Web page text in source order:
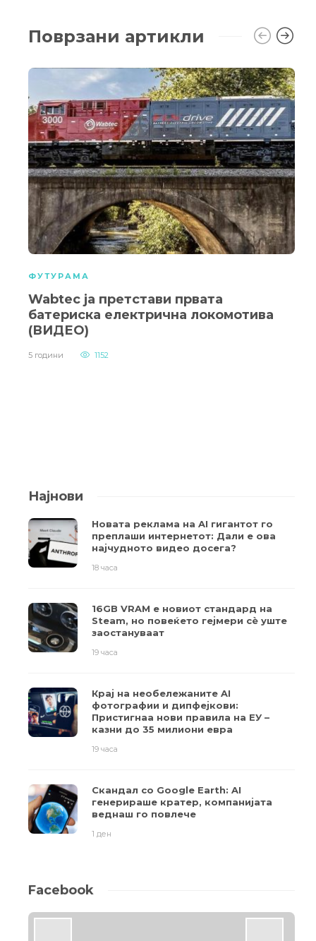
Поврзани артикли
ФУТУРАМА
Wabtec ја претстави првата
батериска електрична локомотива
(ВИДЕО)
5 години 1152
Најнови
Новата реклама на AI гигантот го
преплаши интернетот: Дали е ова
најчудното видео досега?
18 часа
16GB VRAM е новиот стандард на
Steam, но повеќето гејмери ​​сè уште
заостануваат
19 часа
Крај на необележаните AI
фотографии и дипфејкови:
Пристигнаа нови правила на ЕУ –
казни до 35 милиони евра
19 часа
Скандал со Google Earth: AI
генерираше кратер, компанијата
веднаш го повлече
1 ден
Facebook